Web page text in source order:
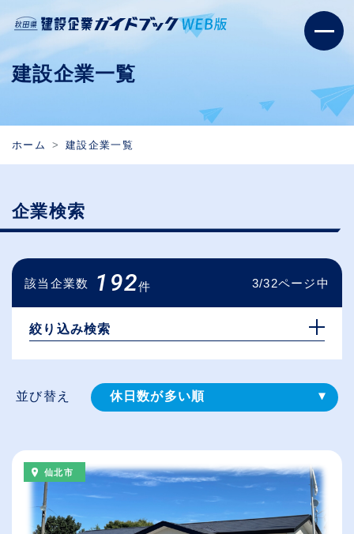
建設企業一覧
ホーム 建設企業一覧
企業検索
該当企業数 192件 3/32ページ中
絞り込み検索
並び替え 休日数が多い順
給与が高い順
（⾼卒の給与を基準）
従業員が多い順
仙北市